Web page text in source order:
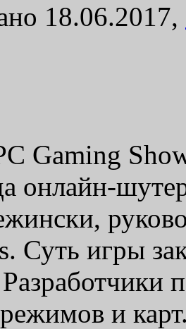
18.06.2017,
Gaming
онлайн-
Суть игры
режимов и